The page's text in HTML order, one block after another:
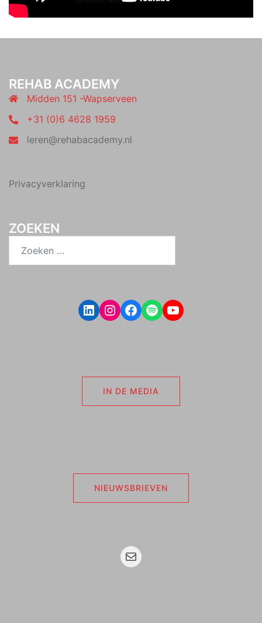
REHAB ACADEMY
Midden 151 -Wapserveen
+31 (0)6 4628 1959
leren@rehabacademy.nl
Privacyverklaring
ZOEKEN
naar:
LinkedIn
Instagram
Facebook
SpotifyYouTube
IN DE MEDIA
NIEUWSBRIEVEN
Mail